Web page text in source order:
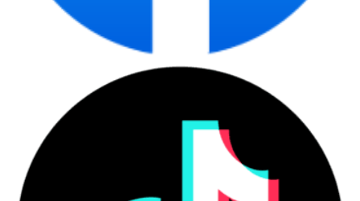
Laptop chính hãng phù hợp với người dùng cần
thiết bị có nguồn gốc rõ ràng, cấu hình phù hợp,
bảo hành minh bạch và tư vấn theo nhu cầu thật.
Đây là nhóm sản phẩm phục vụ cá nhân, sinh viên,
văn phòng, quản lý, kỹ thuật và doanh nghiệp mua
số lượng lớn.
Những nhóm người dùng nên ưu
tiên laptop chính hãng